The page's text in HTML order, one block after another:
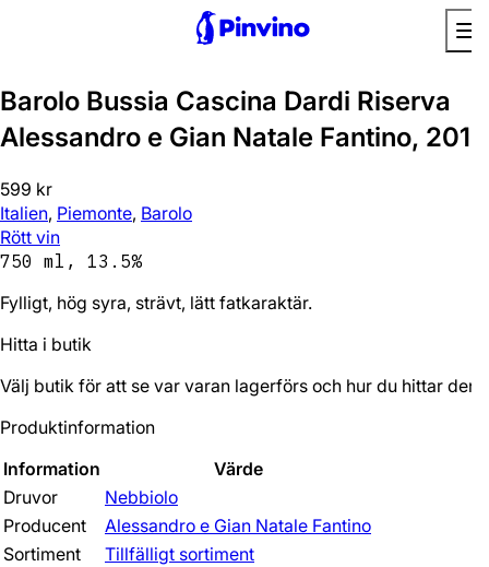
Barolo Bussia Cascina Dardi Riserva
Alessandro e Gian Natale Fantino, 2019
599 kr
Italien, Piemonte, Barolo
Rött vin
750 ml, 13.5%
Fylligt, hög syra, strävt, lätt fatkaraktär.
Hitta i butik
Välj butik för att se var varan lagerförs och hur du hittar den.
Produktinformation
Information
Värde
Druvor
Nebbiolo
Producent
Alessandro e Gian Natale Fantino
Sortiment
Tillfälligt sortiment